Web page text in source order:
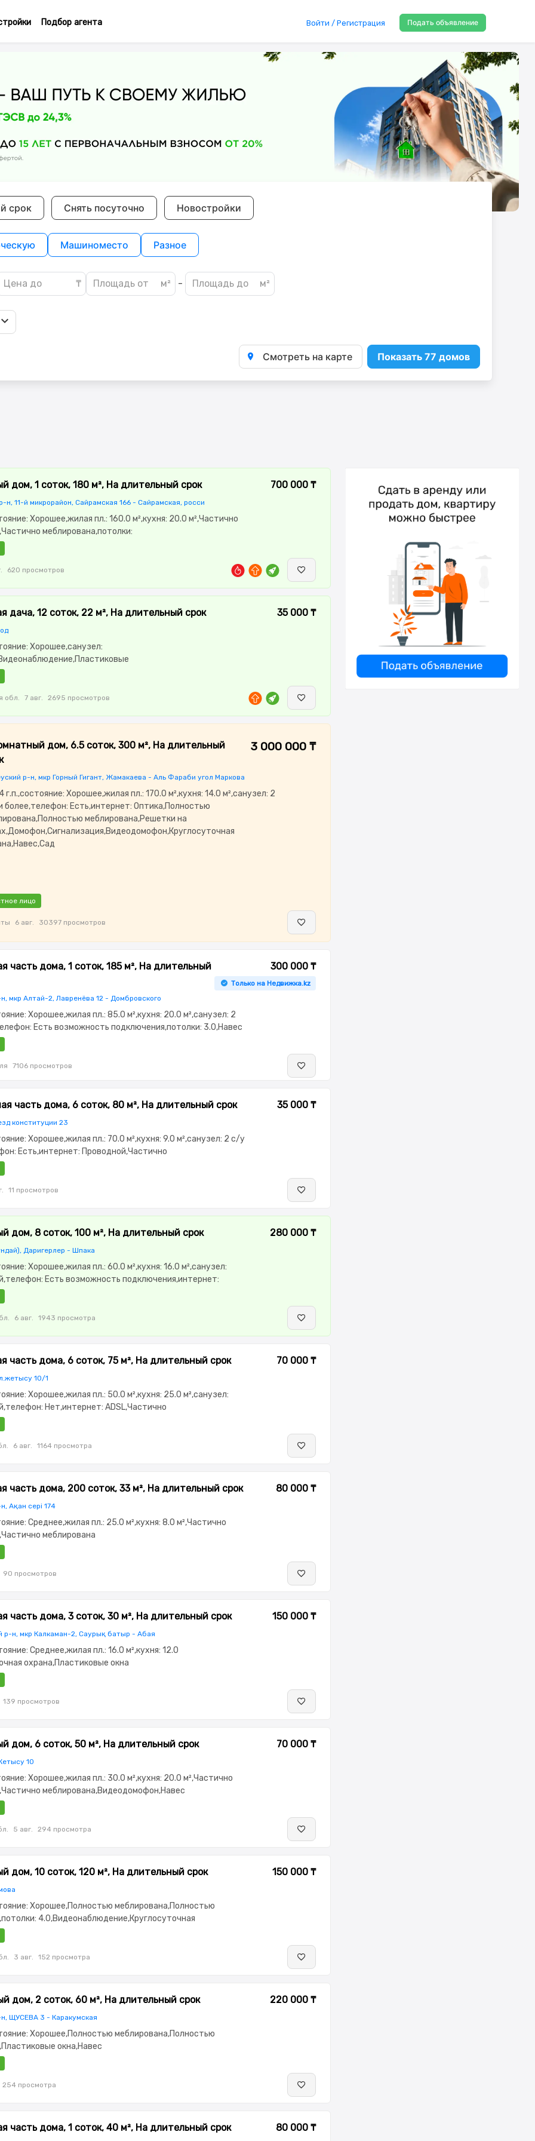
Подбор агента Войти / Регистрация Подать объявление
срок Снять посуточно Новостройки
Машиноместо Разное
-
Смотреть на карте Показать 77 домов
дом, 1 соток, 180 м², На длительный срок
н, 11-й микрорайон, Сайрамская 166 - Сайрамская, росси
700 000 ₸
Хорошее,жилая пл.: 160.0 м²,кухня: 20.0 м²,Частично
меблирована,потолки:
окна,Детская
620 просмотров
дача, 12 соток, 22 м², На длительный срок 35 000 ₸
Хорошее,санузел:
зона,Детская площадка,Летняя кухня
обл. 7 авг. 2695 просмотров
дом, 6.5 соток, 300 м², На длительный
р-н, мкр Горный Гигант, Жамакаева - Аль Фараби угол Маркова
3 000 000 ₸
г.п.,состояние: Хорошее,жилая пл.: 170.0 м²,кухня: 14.0 м²,санузел: 2
более,телефон: Есть,интернет: Оптика,Полностью
меблирована,Решетки на
лицо
6 авг. 30397 просмотров
часть дома, 1 соток, 185 м², На длительный
мкр Алтай-2, Лавренёва 12 - Домбровского
300 000 ₸
Только на Недвижка.kz
Хорошее,жилая пл.: 85.0 м²,кухня: 20.0 м²,санузел: 2
Есть возможность подключения,потолки: 3.0,Навес
7106 просмотров
часть дома, 6 соток, 80 м², На длительный срок
конституции 23
35 000 ₸
Хорошее,жилая пл.: 70.0 м²,кухня: 9.0 м²,санузел: 2 с/у
Есть,интернет: Проводной,Частично
меблирована,Решетки на окнах,Навес
11 просмотров
дом, 8 соток, 100 м², На длительный срок
Даригерлер - Шпака
280 000 ₸
Хорошее,жилая пл.: 60.0 м²,кухня: 16.0 м²,санузел:
Есть возможность подключения,интернет:
окна,Навес,Сад,Хозпостройки
6 авг. 1943 просмотра
часть дома, 6 соток, 75 м², На длительный срок
10/1
70 000 ₸
Хорошее,жилая пл.: 50.0 м²,кухня: 25.0 м²,санузел:
Нет,интернет: ADSL,Частично
меблирована,Видеодомофон,Навес
6 авг. 1164 просмотра
часть дома, 200 соток, 33 м², На длительный срок
Ақан сері 174
80 000 ₸
Среднее,жилая пл.: 25.0 м²,кухня: 8.0 м²,Частично
меблирована
90 просмотров
часть дома, 3 соток, 30 м², На длительный срок
р-н, мкр Калкаман-2, Саурық батыр - Абая
150 000 ₸
Среднее,жилая пл.: 16.0 м²,кухня: 12.0
охрана,Пластиковые окна
139 просмотров
дом, 6 соток, 50 м², На длительный срок
10
70 000 ₸
Хорошее,жилая пл.: 30.0 м²,кухня: 20.0 м²,Частично
меблирована,Видеодомофон,Навес
5 авг. 294 просмотра
дом, 10 соток, 120 м², На длительный срок 150 000 ₸
Хорошее,Полностью меблирована,Полностью
4.0,Видеонаблюдение,Круглосуточная
окна,Бассейн,Веранда,Мангальная зона,Детская
3 авг. 152 просмотра
дом, 2 соток, 60 м², На длительный срок
ЩУСЕВА 3 - Каракумская
220 000 ₸
Хорошее,Полностью меблирована,Полностью
окна,Навес
254 просмотра
часть дома, 1 соток, 40 м², На длительный срок 80 000 ₸